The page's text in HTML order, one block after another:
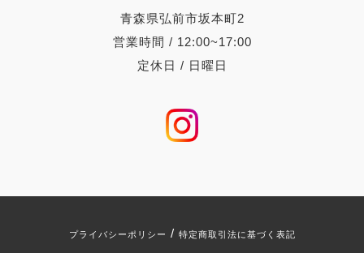
青森県弘前市坂本町2
営業時間 / 12:00~17:00
定休日 / 日曜日
プライバシーポリシー / 特定商取引法に基づく表記